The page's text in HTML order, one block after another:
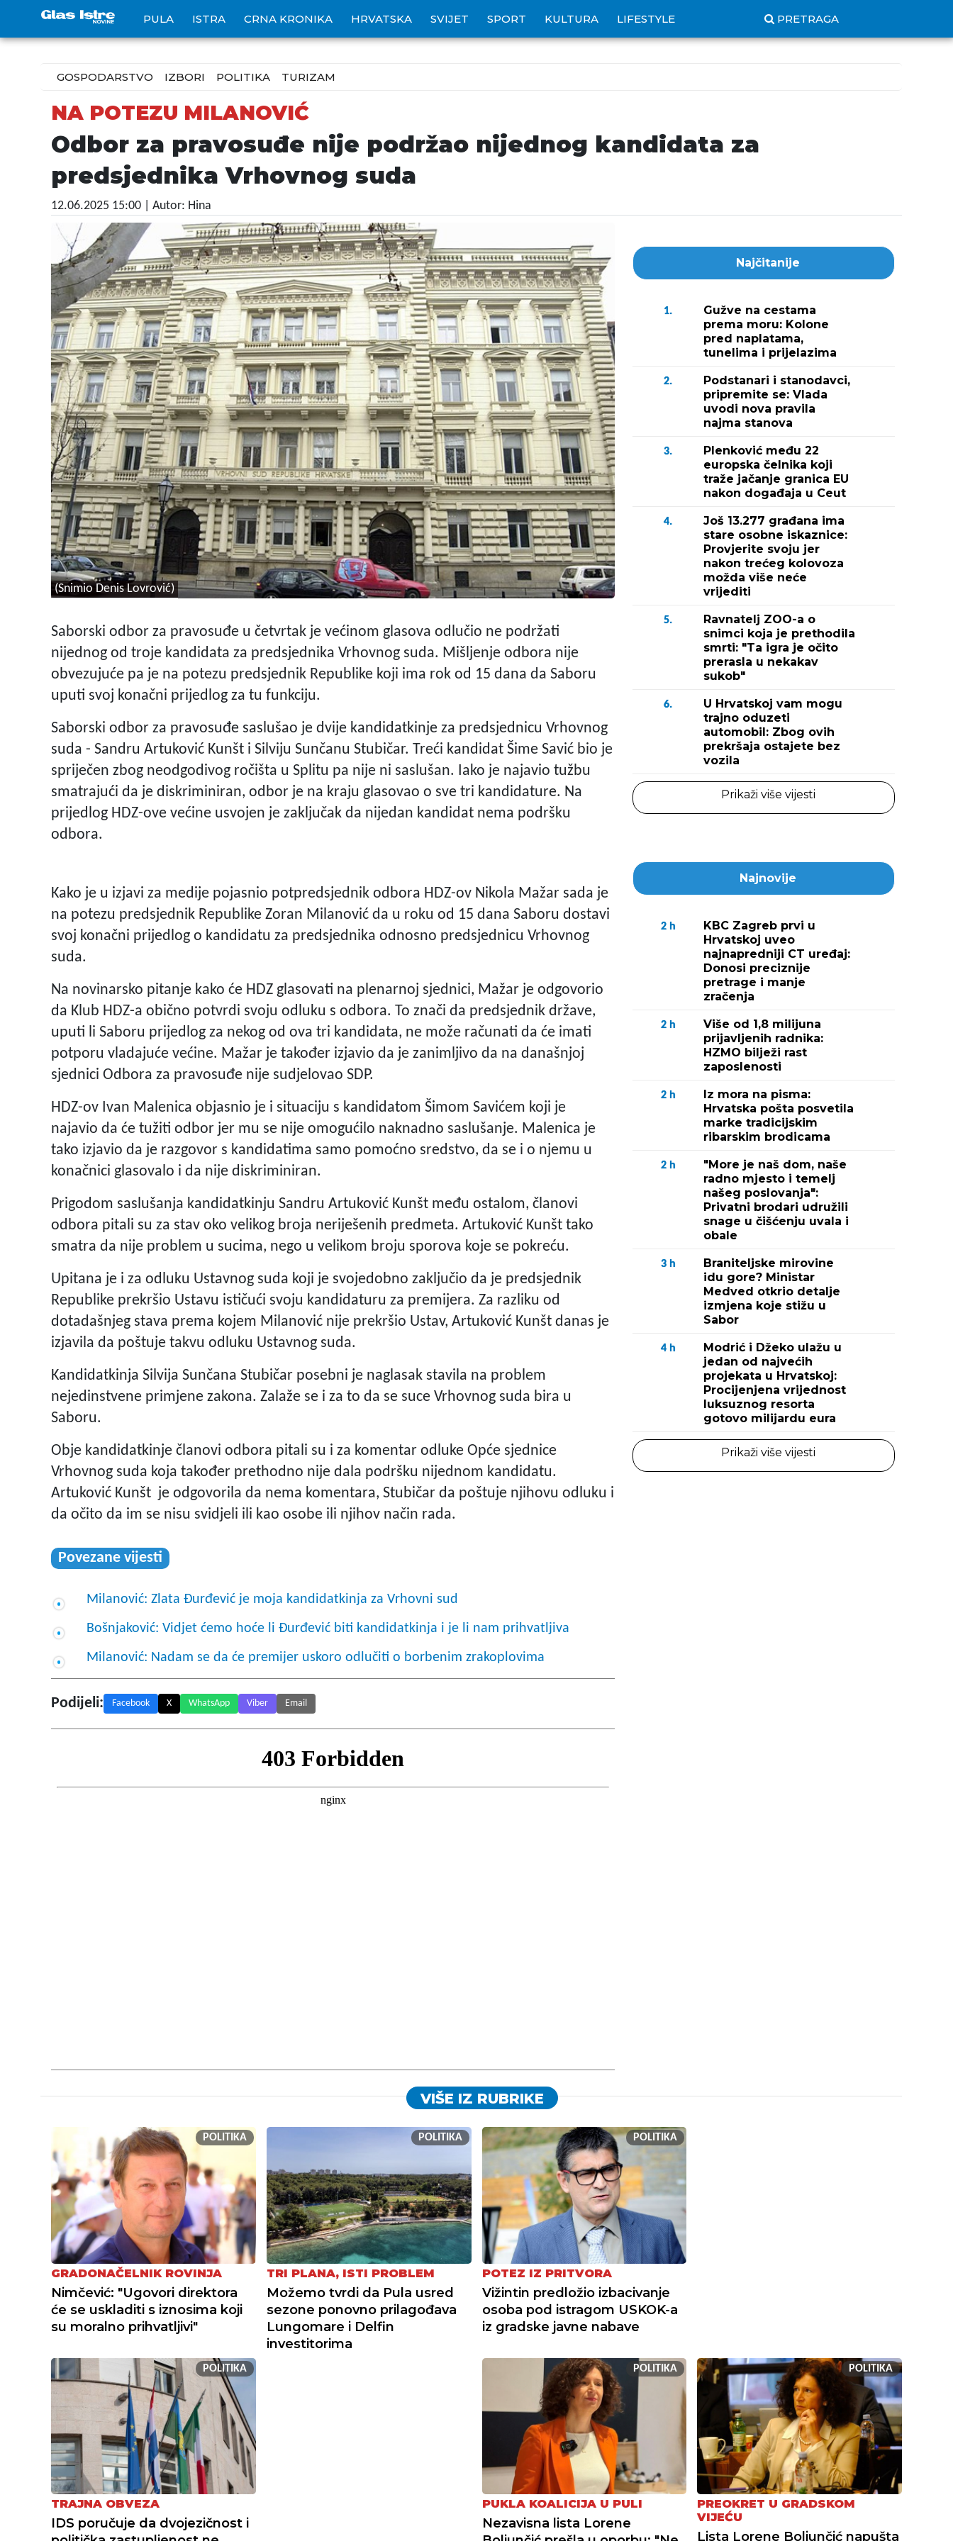
PULA ISTRA CRNA KRONIKA HRVATSKA SVIJET SPORT KULTURA LIFESTYLE PRETRAGA
GOSPODARSTVO IZBORI POLITIKA TURIZAM
NA POTEZU MILANOVIĆ
Odbor za pravosuđe nije podržao nijednog kandidata za
predsjednika Vrhovnog suda
12.06.2025 15:00 | Autor: Hina
(Snimio Denis Lovrović)
Saborski odbor za pravosuđe u četvrtak je većinom glasova odlučio ne podržati
nijednog od troje kandidata za predsjednika Vrhovnog suda. Mišljenje odbora nije
obvezujuće pa je na potezu predsjednik Republike koji ima rok od 15 dana da Saboru
uputi svoj konačni prijedlog za tu funkciju.
Saborski odbor za pravosuđe saslušao je dvije kandidatkinje za predsjednicu Vrhovnog
suda - Sandru Artuković Kunšt i Silviju Sunčanu Stubičar. Treći kandidat Šime Savić bio je
spriječen zbog neodgodivog ročišta u Splitu pa nije ni saslušan. Iako je najavio tužbu
smatrajući da je diskriminiran, odbor je na kraju glasovao o sve tri kandidature. Na
prijedlog HDZ-ove većine usvojen je zaključak da nijedan kandidat nema podršku
odbora.
Kako je u izjavi za medije pojasnio potpredsjednik odbora HDZ-ov Nikola Mažar sada je
na potezu predsjednik Republike Zoran Milanović da u roku od 15 dana Saboru dostavi
svoj konačni prijedlog o kandidatu za predsjednika odnosno predsjednicu Vrhovnog
suda.
Na novinarsko pitanje kako će HDZ glasovati na plenarnoj sjednici, Mažar je odgovorio
da Klub HDZ-a obično potvrdi svoju odluku s odbora. To znači da predsjednik države,
uputi li Saboru prijedlog za nekog od ova tri kandidata, ne može računati da će imati
potporu vladajuće većine. Mažar je također izjavio da je zanimljivo da na današnjoj
sjednici Odbora za pravosuđe nije sudjelovao SDP.
HDZ-ov Ivan Malenica objasnio je i situaciju s kandidatom Šimom Savićem koji je
najavio da će tužiti odbor jer mu se nije omogućilo naknadno saslušanje. Malenica je
tako izjavio da je razgovor s kandidatima samo pomoćno sredstvo, da se i o njemu u
konačnici glasovalo i da nije diskriminiran.
Prigodom saslušanja kandidatkinju Sandru Artuković Kunšt među ostalom, članovi
odbora pitali su za stav oko velikog broja neriješenih predmeta. Artuković Kunšt tako
smatra da nije problem u sucima, nego u velikom broju sporova koje se pokreću.
Upitana je i za odluku Ustavnog suda koji je svojedobno zaključio da je predsjednik
Republike prekršio Ustavu ističući svoju kandidaturu za premijera. Za razliku od
dotadašnjeg stava prema kojem Milanović nije prekršio Ustav, Artuković Kunšt danas je
izjavila da poštuje takvu odluku Ustavnog suda.
Kandidatkinja Silvija Sunčana Stubičar posebni je naglasak stavila na problem
nejedinstvene primjene zakona. Zalaže se i za to da se suce Vrhovnog suda bira u
Saboru.
Obje kandidatkinje članovi odbora pitali su i za komentar odluke Opće sjednice
Vrhovnog suda koja također prethodno nije dala podršku nijednom kandidatu.
Artuković Kunšt je odgovorila da nema komentara, Stubičar da poštuje njihovu odluku i
da očito da im se nisu svidjeli ili kao osobe ili njihov način rada.
Povezane vijesti
Milanović: Zlata Đurđević je moja kandidatkinja za Vrhovni sud
Bošnjaković: Vidjet ćemo hoće li Đurđević biti kandidatkinja i je li nam prihvatljiva
Milanović: Nadam se da će premijer uskoro odlučiti o borbenim zrakoplovima
Podijeli: Facebook X WhatsApp Viber Email
Najčitanije
1.
Gužve na cestama
prema moru: Kolone
pred naplatama,
tunelima i prijelazima
2.
Podstanari i stanodavci,
pripremite se: Vlada
uvodi nova pravila
najma stanova
3.
Plenković među 22
europska čelnika koji
traže jačanje granica EU
nakon događaja u Ceut
4.
Još 13.277 građana ima
stare osobne iskaznice:
Provjerite svoju jer
nakon trećeg kolovoza
možda više neće
vrijediti
5.
Ravnatelj ZOO-a o
snimci koja je prethodila
smrti: "Ta igra je očito
prerasla u nekakav
sukob"
6.
U Hrvatskoj vam mogu
trajno oduzeti
automobil: Zbog ovih
prekršaja ostajete bez
vozila
Prikaži više vijesti
Najnovije
2 h
KBC Zagreb prvi u
Hrvatskoj uveo
najnapredniji CT uređaj:
Donosi preciznije
pretrage i manje
zračenja
2 h
Više od 1,8 milijuna
prijavljenih radnika:
HZMO bilježi rast
zaposlenosti
2 h
Iz mora na pisma:
Hrvatska pošta posvetila
marke tradicijskim
ribarskim brodicama
2 h
"More je naš dom, naše
radno mjesto i temelj
našeg poslovanja":
Privatni brodari udružili
snage u čišćenju uvala i
obale
3 h
Braniteljske mirovine
idu gore? Ministar
Medved otkrio detalje
izmjena koje stižu u
Sabor
4 h
Modrić i Džeko ulažu u
jedan od najvećih
projekata u Hrvatskoj:
Procijenjena vrijednost
luksuznog resorta
gotovo milijardu eura
Prikaži više vijesti
VIŠE IZ RUBRIKE
POLITIKA
GRADONAČELNIK ROVINJA
Nimčević: "Ugovori direktora
će se uskladiti s iznosima koji
su moralno prihvatljivi"
POLITIKA
TRI PLANA, ISTI PROBLEM
Možemo tvrdi da Pula usred
sezone ponovno prilagođava
Lungomare i Delfin
investitorima
POLITIKA
POTEZ IZ PRITVORA
Vižintin predložio izbacivanje
osoba pod istragom USKOK-a
iz gradske javne nabave
POLITIKA
TRAJNA OBVEZA
IDS poručuje da dvojezičnost i
POLITIKA
PUKLA KOALICIJA U PULI
Nezavisna lista Lorene
POLITIKA
PREOKRET U GRADSKOM
VIJEĆU
Lista Lorene Boljunčić napušta